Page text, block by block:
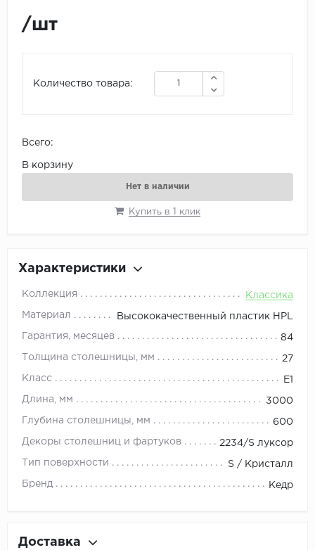
/шт
Количество товара:
Всего:
В корзину
Нет в наличии
Купить в 1 клик
Характеристики
Коллекция Классика
Материал Высококачественный пластик HPL
Гарантия, месяцев 84
Толщина столешницы, мм 27
Класс E1
Длина, мм 3000
Глубина столешницы, мм 600
Декоры столешниц и фартуков 2234/S луксор
Тип поверхности S / Кристалл
Бренд Кедр
Доставка